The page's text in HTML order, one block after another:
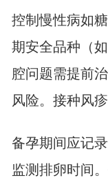
控制慢性病如
期安全品种（
腔问题需提前
风险。接种风
备孕期间应记
监测排卵时间